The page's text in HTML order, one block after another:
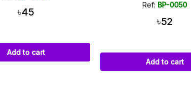
Add to cart
Ref: BP-0051
৳65
Add to cart